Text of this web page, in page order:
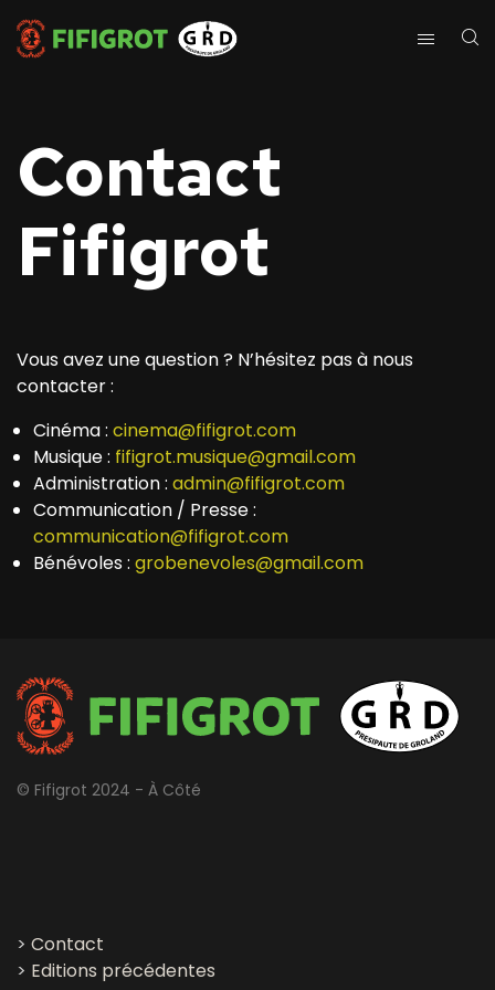
Contact
Fifigrot
Vous avez une question ? N’hésitez pas à nous
contacter :
Cinéma : cinema@fifigrot.com
Musique : fifigrot.musique@gmail.com
Administration : admin@fifigrot.com
Communication / Presse :
communication@fifigrot.com
Bénévoles : grobenevoles@gmail.com
© Fifigrot 2024 - À Côté
> Contact
> Editions précédentes